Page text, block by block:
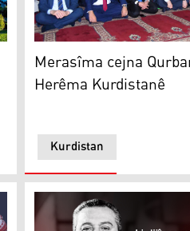
serdana deverên
Merasîma cejna
Kurdistan
Merasîma cejna
Herêma Kurdistanê